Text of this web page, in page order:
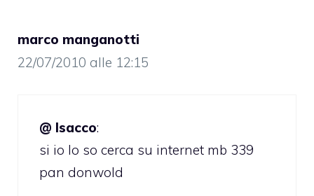
marco manganotti
22/07/2010 alle 12:15
@ Isacco:
si io lo so cerca su internet mb 339
pan donwold